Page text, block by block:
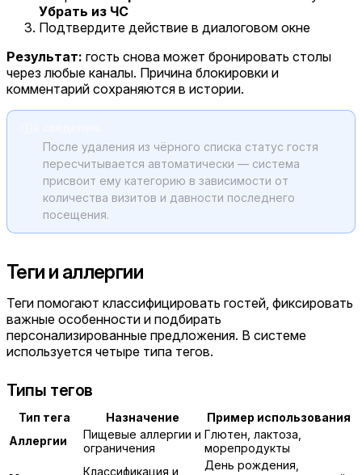
Убрать из ЧС
Подтвердите действие в диалоговом окне
Результат: гость снова может бронировать столы
через любые каналы. Причина блокировки и
комментарий сохраняются в истории.
После удаления из чёрного списка статус гостя
пересчитывается автоматически — система
присвоит ему категорию в зависимости от
количества визитов и давности последнего
посещения.
Теги и аллергии
Теги помогают классифицировать гостей, фиксировать
важные особенности и подбирать
персонализированные предложения. В системе
используется четыре типа тегов.
Типы тегов
Тип тега Назначение
Пример использования
Аллергии
Пищевые аллергии и
ограничения
Глютен, лактоза,
морепродукты
Классификация и
День рождения,